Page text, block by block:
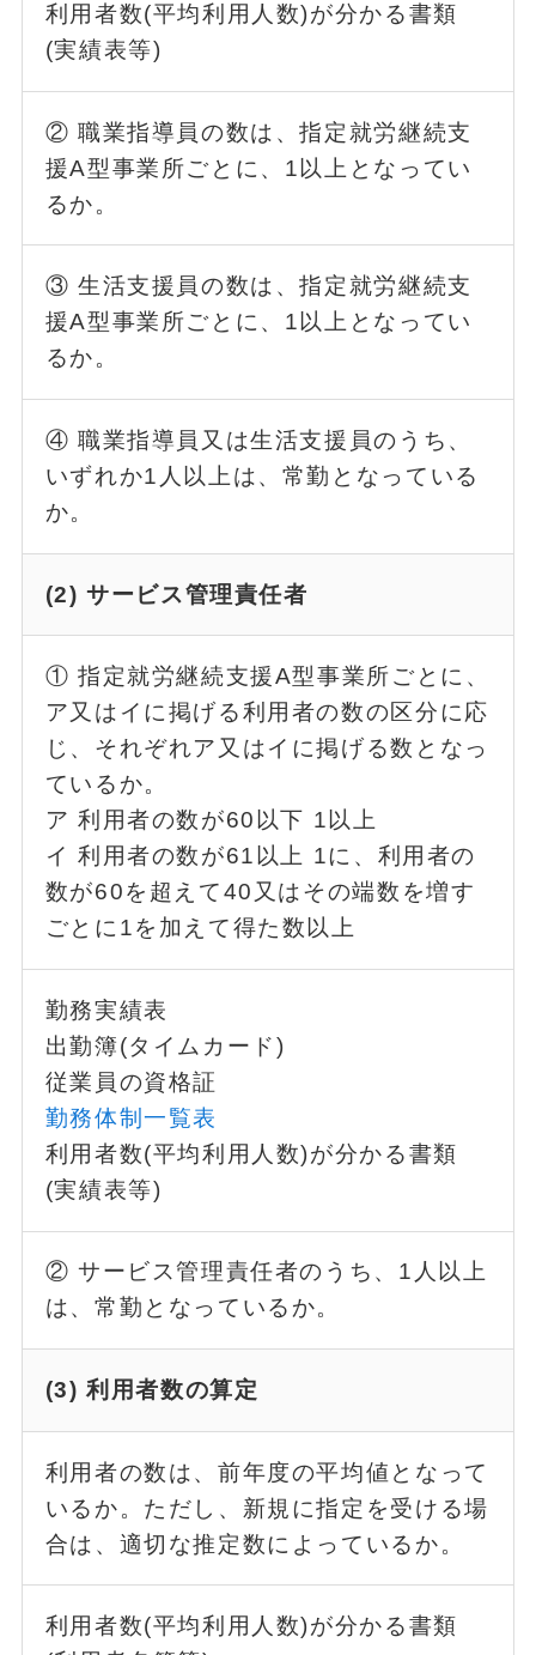
利用者数(平均利用人数)が分かる書類
(実績表等)
② 職業指導員の数は、指定就労継続支
援A型事業所ごとに、1以上となってい
るか。
③ 生活支援員の数は、指定就労継続支
援A型事業所ごとに、1以上となってい
るか。
④ 職業指導員又は生活支援員のうち、
いずれか1人以上は、常勤となっている
か。
(2) サービス管理責任者
① 指定就労継続支援A型事業所ごとに、
ア又はイに掲げる利用者の数の区分に応
じ、それぞれア又はイに掲げる数となっ
ているか。
ア 利用者の数が60以下 1以上
イ 利用者の数が61以上 1に、利用者の
数が60を超えて40又はその端数を増す
ごとに1を加えて得た数以上
勤務実績表
出勤簿(タイムカード)
従業員の資格証
勤務体制一覧表
利用者数(平均利用人数)が分かる書類
(実績表等)
② サービス管理責任者のうち、1人以上
は、常勤となっているか。
(3) 利用者数の算定
利用者の数は、前年度の平均値となって
いるか。ただし、新規に指定を受ける場
合は、適切な推定数によっているか。
利用者数(平均利用人数)が分かる書類